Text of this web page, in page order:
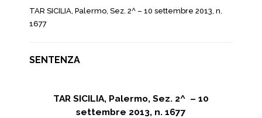
TAR SICILIA, Palermo, Sez. 2^ – 10 settembre 2013, n.
1677
SENTENZA
TAR SICILIA, Palermo, Sez. 2^ – 10
settembre 2013, n. 1677